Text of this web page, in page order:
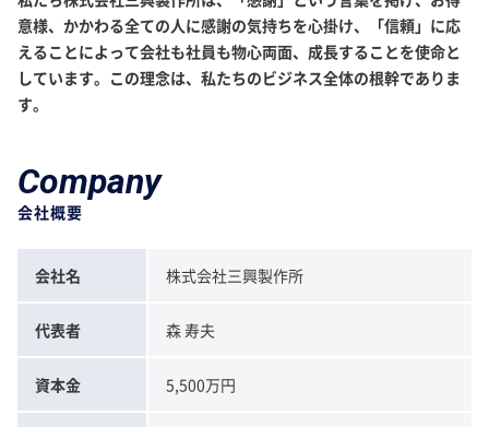
意様、かかわる全ての人に感謝の気持ちを心掛け、「信頼」に応
えることによって会社も社員も物心両面、成長することを使命と
しています。この理念は、私たちのビジネス全体の根幹でありま
す。
Company
会社概要
会社名 株式会社三興製作所
代表者 森 寿夫
資本金 5,500万円